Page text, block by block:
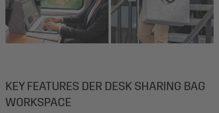
KEY FEATURES DER DESK SHARING BAG
WORKSPACE